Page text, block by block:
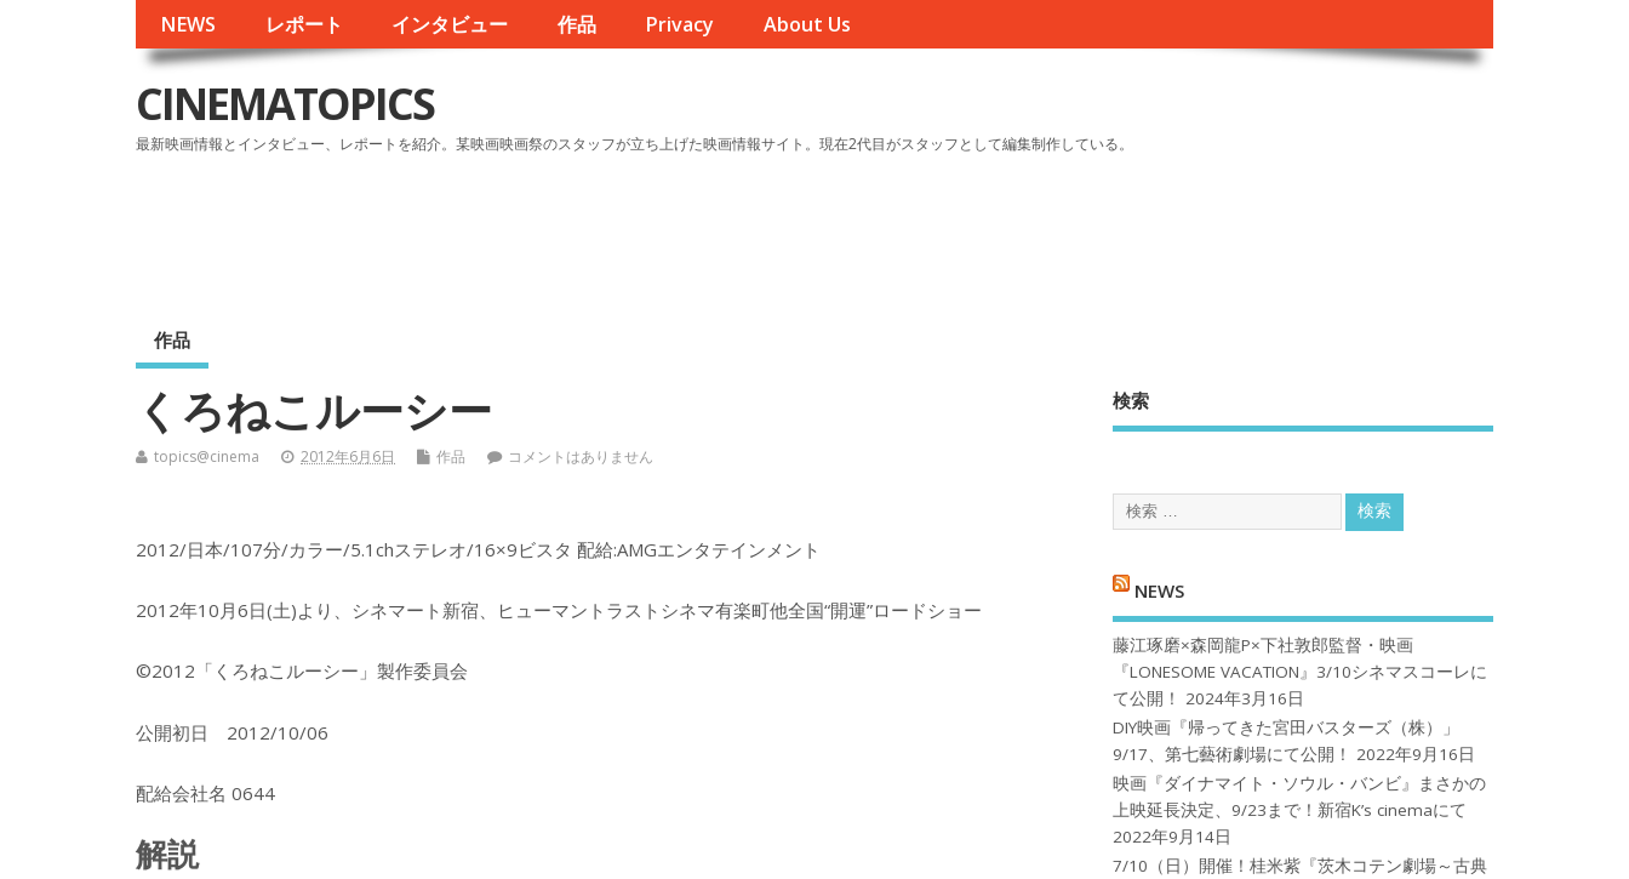
NEWS レポート インタビュー 作品 Privacy About Us
CINEMATOPICS
最新映画情報とインタビュー、レポートを紹介。某映画映画祭のスタッフが立ち上げた映画情報サイト。現在2代目がスタッフとして編集制作している。
作品
くろねこルーシー
topics@cinema 2012年6月6日 作品 コメントはありません
2012/日本/107分/カラー/5.1chステレオ/16×9ビスタ 配給:AMGエンタテインメント
2012年10月6日(土)より、シネマート新宿、ヒューマントラストシネマ有楽町他全国“開運”ロードショー
©2012「くろねこルーシー」製作委員会
公開初日 2012/10/06
配給会社名 0644
解説
検索
NEWS
藤江琢磨×森岡龍P×下社敦郎監督・映画
『LONESOME VACATION』3/10シネマスコーレに
て公開！
2024年3月16日
DIY映画『帰ってきた宮田バスターズ（株）」
9/17、第七藝術劇場にて公開！
2022年9月16日
映画『ダイナマイト・ソウル・バンビ』まさかの
上映延長決定、9/23まで！新宿K’s cinemaにて
2022年9月14日
7/10（日）開催！桂米紫『茨木コテン劇場～古典